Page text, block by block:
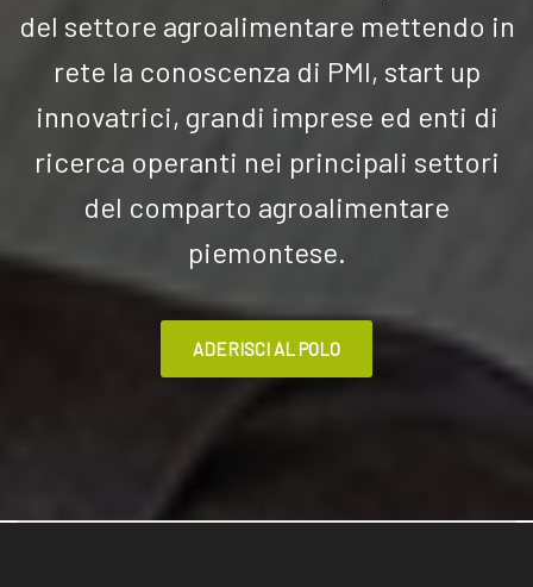
del settore agroalimentare mettendo in
rete la conoscenza di PMI, start up
innovatrici, grandi imprese ed enti di
ricerca operanti nei principali settori
del comparto agroalimentare
piemontese.
ADERISCI AL POLO